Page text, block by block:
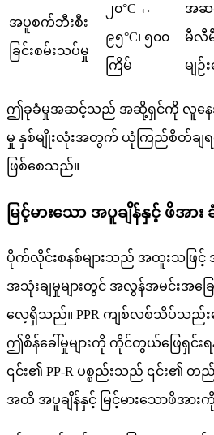
အပူစက်ဘီးစီး
ခြင်းစမ်းသပ်မှု
၂၀°C ↔
၉၅°C၊ ၅၀၀
ကြိမ်
အဆ
မီလီ
မျဉ်
ဤခုခံမှုအဆင့်သည် အဆို့ရှင်ကို လူနေအိမ်
မှု နှစ်မျိုးလုံးအတွက် ယုံကြည်စိတ်ချရ
ဖြစ်စေသည်။
မြင့်မားသော အပူချိန်နှင့် ဖိအာ
ပိုက်လိုင်းစနစ်များသည် အထူးသဖြင့် အ
အသုံးချမှုများတွင် အလွန်အမင်းအခြ
လေ့ရှိသည်။ PPR ကျစ်လစ်သိပ်သည်းသေ
ဤစိန်ခေါ်မှုများကို ကိုင်တွယ်ဖြေရှ
၎င်း၏ PP-R ပစ္စည်းသည် ၎င်း၏ တ
အထိ အပူချိန်နှင့် မြင့်မားသောဖိအာ